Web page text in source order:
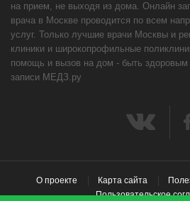
на прием, не выходя из дома. Онлайн
врача в Москве проводится по всем
услуг. Только лучшие врачи Москвы и
клиники и широкопрофильные
помощь и вызов на дом - быть
записи МЕДЗ.ру
О проекте Карта сайта
Пользовательское